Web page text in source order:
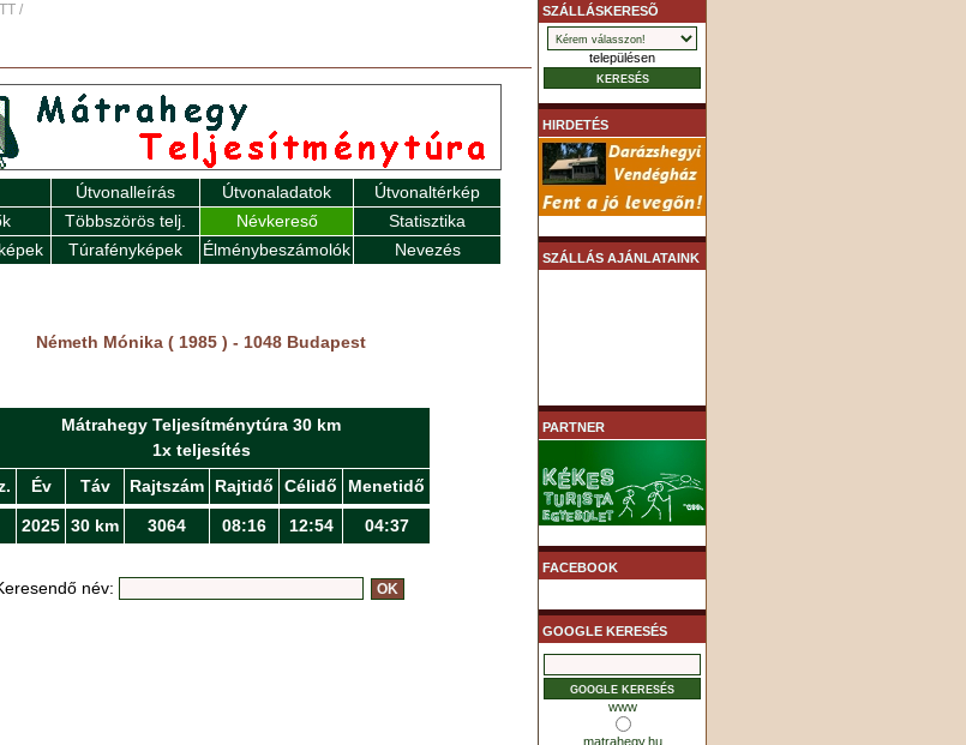
/
Útvonalleírás Útvonaladatok
Útvonaltérkép
Többszörös telj. Névkereső
Statisztika
Túrafényképek Élménybeszámolók Nevezés
Németh Mónika ( 1985 ) - 1048 Budapest
Mátrahegy Teljesítménytúra 30 km
1x teljesítés
Év Táv Rajtszám Rajtidő Célidő Menetidő
2025 30 km 3064 08:16 12:54 04:37
név:
SZÁLLÁSKERESÕ
településen
HIRDETÉS
SZÁLLÁS AJÁNLATAINK
PARTNER
FACEBOOK
GOOGLE KERESÉS
www
matrahegy.hu